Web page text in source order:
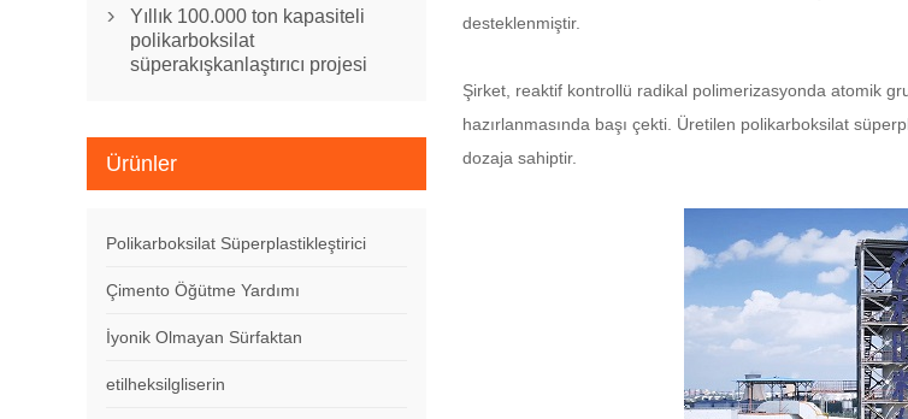
desteklenmiştir.
Şirket, reaktif kontrollü radikal polimerizasyonda atomik
hazırlanmasında başı çekti. Üretilen polikarboksilat
dozaja sahiptir.

Yıllık 100.000 ton kapasiteli
polikarboksilat
süperakışkanlaştırıcı projesi
Ürünler
Polikarboksilat Süperplastikleştirici
Çimento Öğütme Yardımı
İyonik Olmayan Sürfaktan
etilheksilgliserin